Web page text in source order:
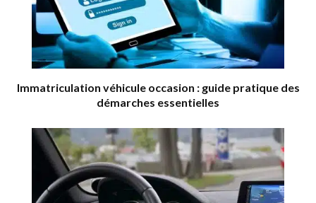
Immatriculation véhicule occasion : guide pratique des
démarches essentielles